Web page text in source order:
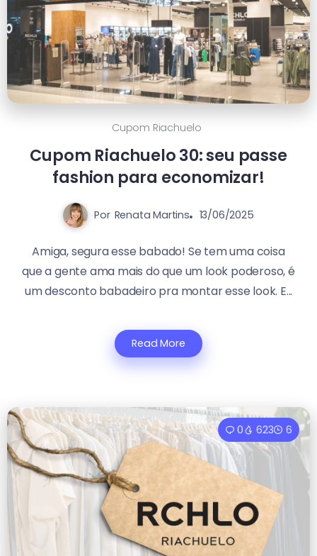
Cupom Riachuelo
Cupom Riachuelo 30: seu passe
fashion para economizar!
Por Renata Martins 13/06/2025
Amiga, segura esse babado! Se tem uma coisa
que a gente ama mais do que um look poderoso, é
um desconto babadeiro pra montar esse look. E...
Read More
0 623 6